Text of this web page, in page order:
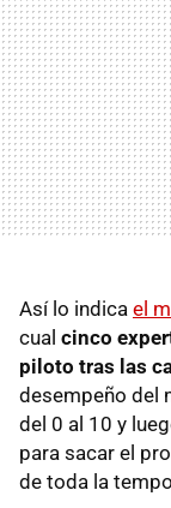
Así lo indica el
cual cinco
piloto tras las
desempeño del
del 0 al 10 y
para sacar el
de toda la